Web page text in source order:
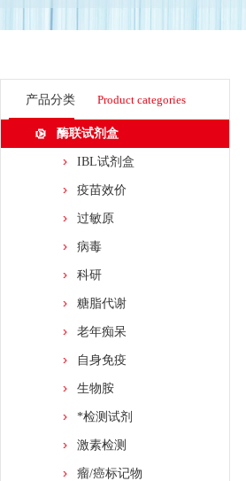
产品分类 Product categories
酶联试剂盒
IBL试剂盒
疫苗效价
过敏原
病毒
科研
糖脂代谢
老年痴呆
自身免疫
生物胺
*检测试剂
激素检测
瘤/癌标记物